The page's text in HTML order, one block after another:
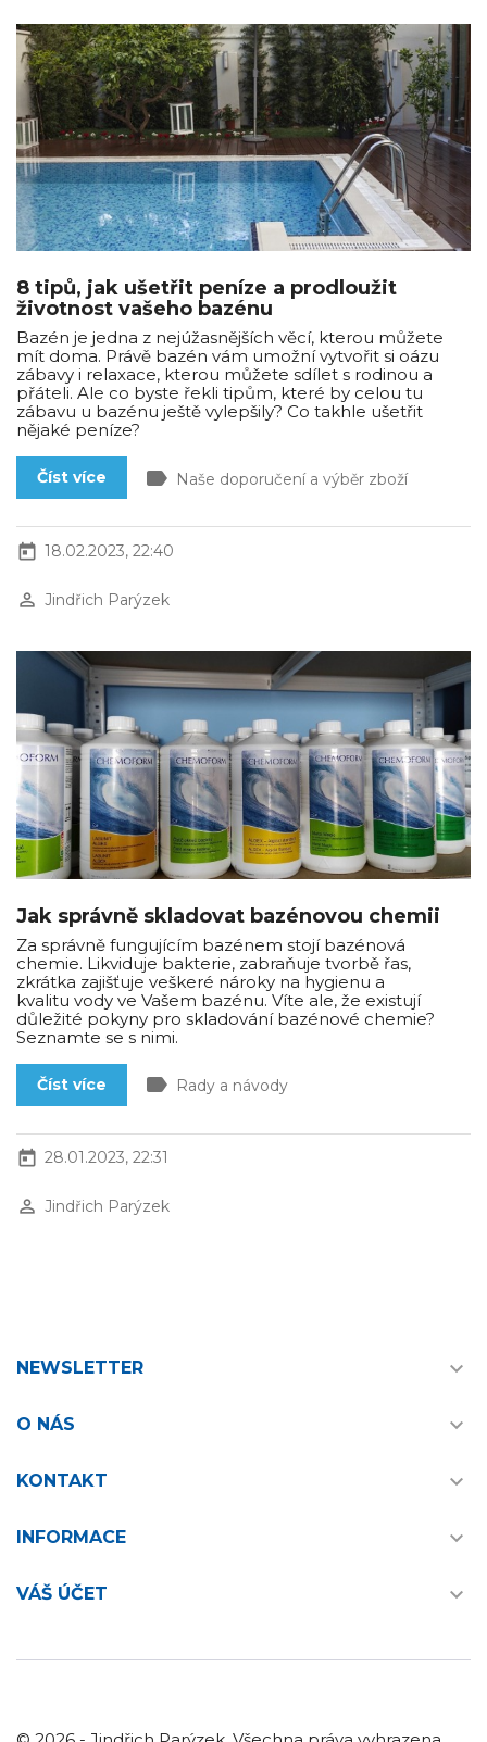
8 tipů, jak ušetřit peníze a prodloužit
životnost vašeho bazénu
Bazén je jedna z nejúžasnějších věcí, kterou můžete
mít doma. Právě bazén vám umožní vytvořit si oázu
zábavy i relaxace, kterou můžete sdílet s rodinou a
přáteli. Ale co byste řekli tipům, které by celou tu
zábavu u bazénu ještě vylepšily? Co takhle ušetřit
nějaké peníze?
Číst více label Naše doporučení a výběr zboží
today 18.02.2023, 22:40
perm_identity Jindřich Parýzek
Jak správně skladovat bazénovou chemii
Za správně fungujícím bazénem stojí bazénová
chemie. Likviduje bakterie, zabraňuje tvorbě řas,
zkrátka zajišťuje veškeré nároky na hygienu a
kvalitu vody ve Vašem bazénu. Víte ale, že existují
důležité pokyny pro skladování bazénové chemie?
Seznamte se s nimi.
Číst více label Rady a návody
today 28.01.2023, 22:31
perm_identity Jindřich Parýzek
NEWSLETTER 
O NÁS 
KONTAKT 
INFORMACE 
VÁŠ ÚČET 